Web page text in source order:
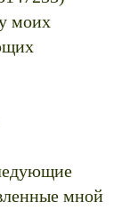
моих
мной